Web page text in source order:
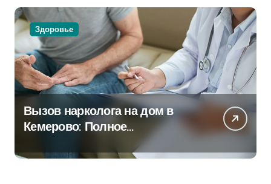
Здоровье
Вызов нарколога на дом в
Кемерово: Полное